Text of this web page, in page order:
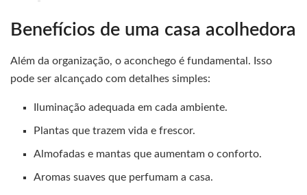
Benefícios de uma casa acolhedora
Além da organização, o aconchego é fundamental. Isso
pode ser alcançado com detalhes simples:
Iluminação adequada em cada ambiente.
Plantas que trazem vida e frescor.
Almofadas e mantas que aumentam o conforto.
Aromas suaves que perfumam a casa.